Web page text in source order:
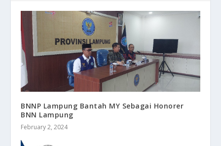
BNNP Lampung Bantah MY Sebagai Honorer
BNN Lampung
February 2, 2024